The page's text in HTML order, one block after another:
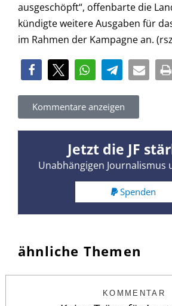
ausgeschöpft“, offenbarte die
kündigte weitere Ausgaben für
im Rahmen der Kampagne an.
Kommentare anzeigen
Jetzt die JF
Unabhängigen Journalismus
Spenden
ähnliche Themen
KOMMENTAR